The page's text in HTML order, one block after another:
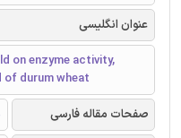
عنوان انگلیسی
on enzyme activity,
of durum wheat
صفحات مقاله فارسی